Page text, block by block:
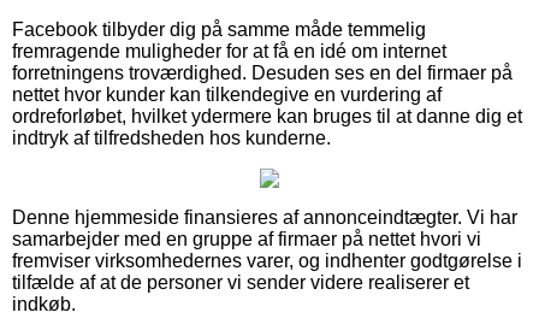
Facebook tilbyder dig på samme måde temmelig
fremragende muligheder for at få en idé om internet
forretningens troværdighed. Desuden ses en del firmaer på
nettet hvor kunder kan tilkendegive en vurdering af
ordreforløbet, hvilket ydermere kan bruges til at danne dig et
indtryk af tilfredsheden hos kunderne.
Denne hjemmeside finansieres af annonceindtægter. Vi har
samarbejder med en gruppe af firmaer på nettet hvori vi
fremviser virksomhedernes varer, og indhenter godtgørelse i
tilfælde af at de personer vi sender videre realiserer et
indkøb.